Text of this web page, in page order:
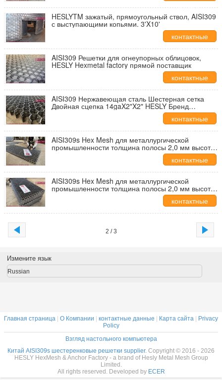
данные
HESLYTM зажатый, прямоугольный ствол, AISI309
с выступающими копьями. 3'X10'
контактные
данные
AISI309 Решетки для огнеупорных облицовок,
HESLY Hexmetal factory прямой поставщик
контактные
данные
AISI309 Нержавеющая сталь Шестерная сетка
Двойная сцепка 14gaX2"X2" HESLY Бренд
контактные
данные
AISI309s Hex Mesh для металлургической
промышленности толщина полосы 2,0 мм высота
контактные
данные
AISI309s Hex Mesh для металлургической
промышленности толщина полосы 2,0 мм высота
контактные
данные
2 / 3
Измените язык
Russian
Главная страница О Компании контактные данные Карта сайта
Privacy
Policy
Взгляд настольного компьютера
Китай AISI309s шестеренковые решетки supplier. Copyright © 2016 - 2026
HESLY HexMesh & Anchor Factory - a brand of Hesly Metal Mesh Group
Limited.
All rights reserved. Developed by ECER